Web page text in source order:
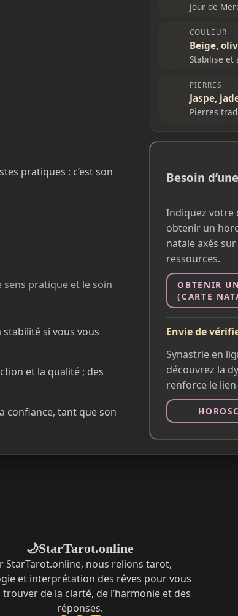
pratiques : c’est son
sens pratique et le soin
si vous vous
et la qualité ; des
confiance, tant que son
Jour de
COULEUR
Beige,
Stabilise et
PIERRES
Jaspe,
Pierres
Besoin
Indiquez votre
obtenir un
natale axés
ressources.
OBTENIR
(CARTE
Envie de
Synastrie en
découvrez la
renforce le
🌙StarTarot.online
StarTarot.online, nous relions tarot,
et interprétation des rêves pour vous
trouver de la clarté, de l’harmonie et des
réponses.